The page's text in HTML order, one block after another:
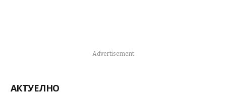
Advertisement
АКТУЕЛНО